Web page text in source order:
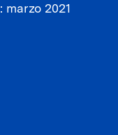
marzo 2021